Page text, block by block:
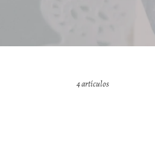
4 artículos